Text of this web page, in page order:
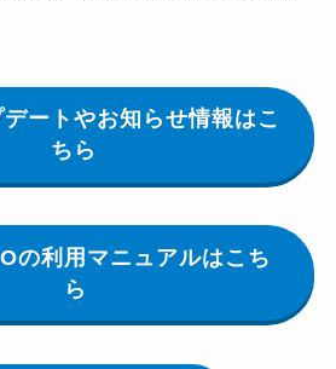
ートやお知らせ情報はこ
ちら
の利用マニュアルはこち
ら